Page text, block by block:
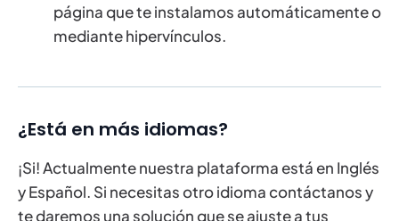
página que te instalamos automáticamente o
mediante hipervínculos.
¿Está en más idiomas?
¡Si! Actualmente nuestra plataforma está en Inglés
y Español. Si necesitas otro idioma contáctanos y
te daremos una solución que se ajuste a tus